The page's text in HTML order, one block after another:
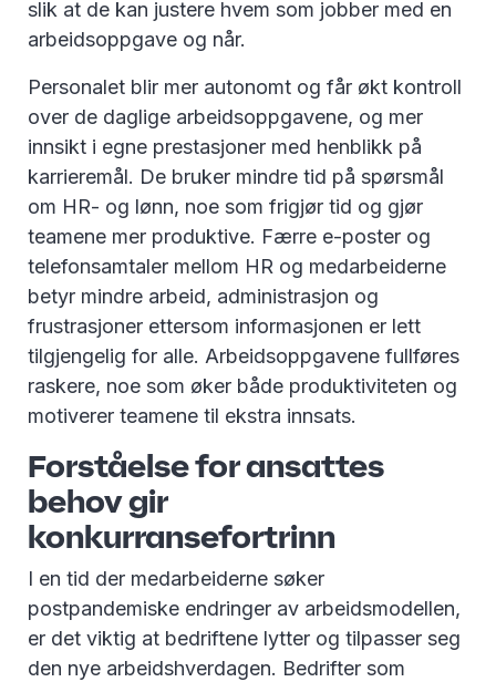
slik at de kan justere hvem som jobber med en
arbeidsoppgave og når.
Personalet blir mer autonomt og får økt kontroll
over de daglige arbeidsoppgavene, og mer
innsikt i egne prestasjoner med henblikk på
karrieremål. De bruker mindre tid på spørsmål
om HR- og lønn, noe som frigjør tid og gjør
teamene mer produktive. Færre e-poster og
telefonsamtaler mellom HR og medarbeiderne
betyr mindre arbeid, administrasjon og
frustrasjoner ettersom informasjonen er lett
tilgjengelig for alle. Arbeidsoppgavene fullføres
raskere, noe som øker både produktiviteten og
motiverer teamene til ekstra innsats.
Forståelse for ansattes
behov gir
konkurransefortrinn
I en tid der medarbeiderne søker
postpandemiske endringer av arbeidsmodellen,
er det viktig at bedriftene lytter og tilpasser seg
den nye arbeidshverdagen. Bedrifter som